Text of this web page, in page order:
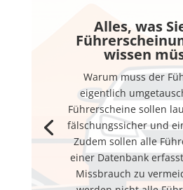
Alles, was
wissen
Warum muss der
eigentlich
Führerscheine sollen
fälschungssicher und
Zudem sollen alle
einer Datenbank
Missbrauch zu